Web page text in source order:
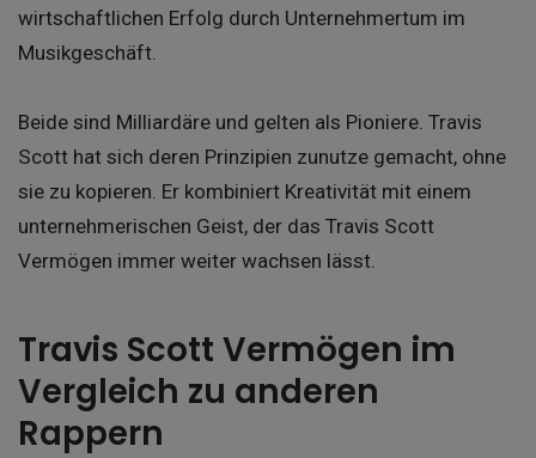
wirtschaftlichen Erfolg durch Unternehmertum im
Musikgeschäft.
Beide sind Milliardäre und gelten als Pioniere. Travis
Scott hat sich deren Prinzipien zunutze gemacht, ohne
sie zu kopieren. Er kombiniert Kreativität mit einem
unternehmerischen Geist, der das Travis Scott
Vermögen immer weiter wachsen lässt.
Travis Scott Vermögen im
Vergleich zu anderen
Rappern